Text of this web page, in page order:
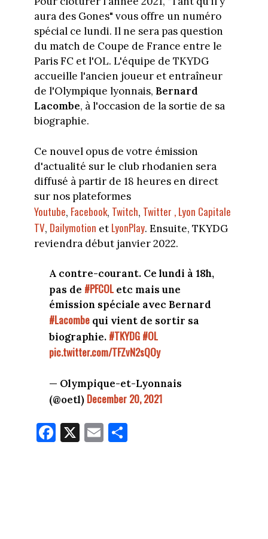
aura des Gones" vous offre un numéro
spécial ce lundi. Il ne sera pas question
du match de Coupe de France entre le
Paris FC et l'OL. L'équipe de TKYDG
accueille l'ancien joueur et entraîneur
de l'Olympique lyonnais, Bernard
Lacombe, à l'occasion de la sortie de sa
biographie.
Ce nouvel opus de votre émission
d'actualité sur le club rhodanien sera
diffusé à partir de 18 heures en direct
sur nos plateformes
Youtube, Facebook, Twitch, Twitter , Lyon Capitale
TV, Dailymotion et LyonPlay. Ensuite, TKYDG
reviendra début janvier 2022.
A contre-courant. Ce lundi à 18h,
pas de #PFCOL etc mais une
émission spéciale avec Bernard
#Lacombe qui vient de sortir sa
biographie. #TKYDG #OL
pic.twitter.com/TFZvN2sQOy
— Olympique-et-Lyonnais
(@oetl) December 20, 2021
Fa
ce
X E
m
Pa
rt